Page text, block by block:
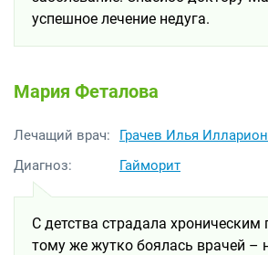
успешное лечение недуга.
Мария Феталова
Лечащий врач:
Грачев Илья
Диагноз:
Гайморит
С детства страдала
тому же жутко боялась врачей –